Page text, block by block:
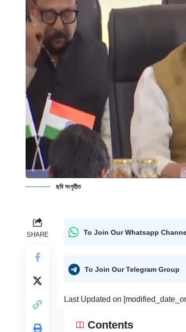
ছবি সংগৃহীত
SHARE To Join Our Whatsapp
To Join Our Telegram Group
Last Updated on
Contents